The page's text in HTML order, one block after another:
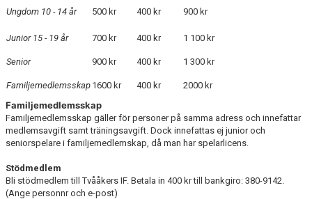
Ungdom 10 - 14 år 500 kr 400 kr 900 kr
Junior 15 - 19 år 700 kr 400 kr 1 100 kr
Senior 900 kr 400 kr 1 300 kr
Familjemedlemsskap 1600 kr 400 kr 2000 kr
Familjemedlemsskap
Familjemedlemsskap gäller för personer på samma adress och innefattar
medlemsavgift samt träningsavgift. Dock innefattas ej junior och
seniorspelare i familjemedlemskap, då man har spelarlicens.
Stödmedlem
Bli stödmedlem till Tvååkers IF. Betala in 400 kr till bankgiro: 380-9142.
(Ange personnr och e-post)